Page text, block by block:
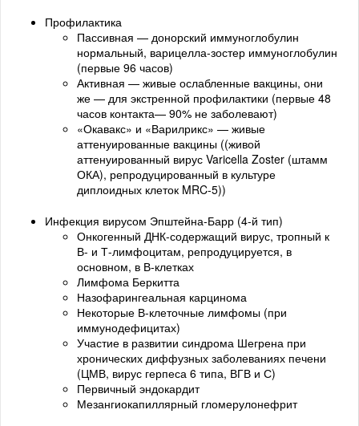
Профилактика
Пассивная — донорский иммуноглобулин
нормальный, варицелла-зостер иммуноглобулин
(первые 96 часов)
Активная — живые ослабленные вакцины, они
же — для экстренной профилактики (первые 48
часов контакта— 90% не заболевают)
«Окавакс» и «Варилрикс» — живые
аттенуированные вакцины ((живой
аттенуированный вирус Varicella Zoster (штамм
ОКА), репродуцированный в культуре
диплоидных клеток MRC-5))
Инфекция вирусом Эпштейна-Барр (4-й тип)
Онкогенный ДНК-содержащий вирус, тропный к
В- и Т-лимфоцитам, репродуцируется, в
основном, в В-клетках
Лимфома Беркитта
Назофарингеальная карцинома
Некоторые В-клеточные лимфомы (при
иммунодефицитах)
Участие в развитии синдрома Шегрена при
хронических диффузных заболеваниях печени
(ЦМВ, вирус герпеса 6 типа, ВГВ и С)
Первичный эндокардит
Мезангиокапиллярный гломерулонефрит